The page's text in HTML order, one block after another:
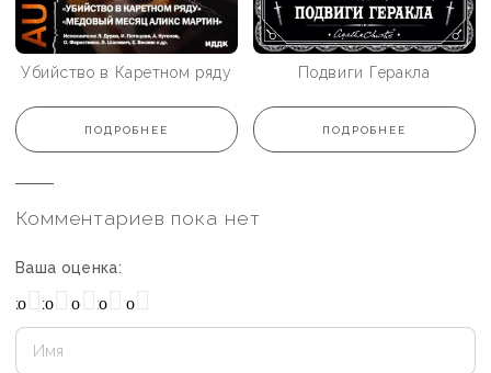
Убийство в Каретном ряду
ПОДРОБНЕЕ
Подвиги Геракла
ПОДРОБНЕЕ
Комментариев пока нет
Ваша оценка:
Отлично
Хорошо
Плохо